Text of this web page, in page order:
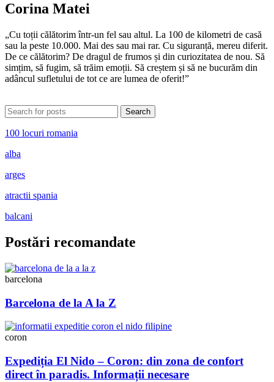
Corina Matei
„Cu toții călătorim într-un fel sau altul. La 100 de kilometri de casă
sau la peste 10.000. Mai des sau mai rar. Cu siguranță, mereu diferit.
De ce călătorim? De dragul de frumos și din curiozitatea de nou. Să
simțim, să fugim, să trăim emoții. Să creștem și să ne bucurăm din
adâncul sufletului de tot ce are lumea de oferit!”
Search
100 locuri romania
alba
arges
atractii spania
balcani
Postări recomandate
barcelona
Barcelona de la A la Z
coron
Expediția El Nido – Coron: din zona de confort
direct în paradis. Informații necesare